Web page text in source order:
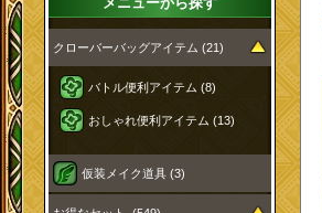
クローバーバッグアイテム (21)
バトル便利アイテム (8)
おしゃれ便利アイテム (13)
仮装メイク道具 (3)